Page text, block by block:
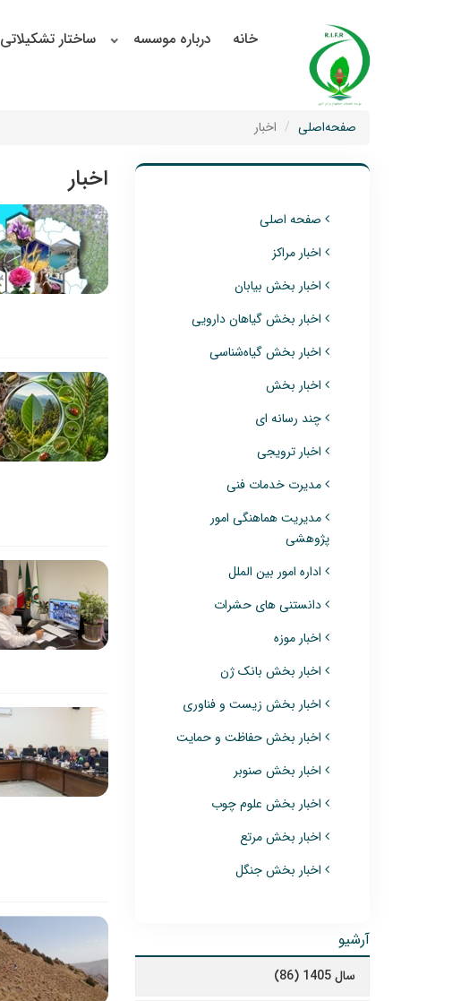
خانه درباره موسسه ساختار تشکیلاتی
صفحه‌اصلی اخبار
اخبار
صفحه اصلی
اخبار مراکز
اخبار بخش بیابان
اخبار بخش گیاهان دارویی
اخبار بخش گیاه‌شناسی
اخبار بخش
چند رسانه ای
اخبار ترویجی
مدیرت خدمات فنی
مدیریت هماهنگی امور
پژوهشی
اداره امور بین الملل
دانستنی های حشرات
اخبار موزه
اخبار بخش بانک ژن
اخبار بخش زیست و فناوری
اخبار بخش حفاظت و حمایت
اخبار بخش صنوبر
اخبار بخش علوم چوب
اخبار بخش مرتع
اخبار بخش جنگل
آرشیو
سال 1405 (86)